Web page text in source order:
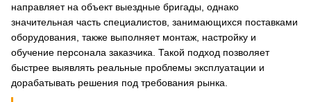
направляет на объект выездные бригады, однако
значительная часть специалистов, занимающихся поставками
оборудования, также выполняет монтаж, настройку и
обучение персонала заказчика. Такой подход позволяет
быстрее выявлять реальные проблемы эксплуатации и
дорабатывать решения под требования рынка.